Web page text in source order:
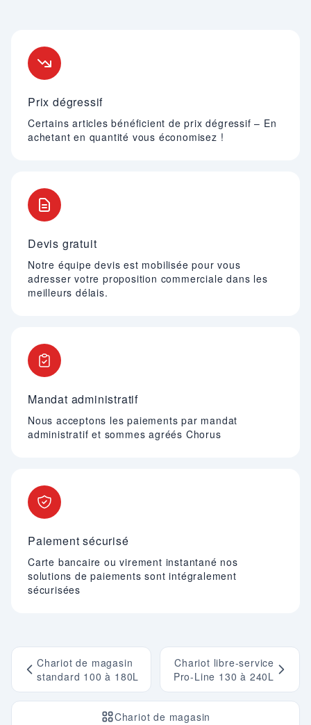
Prix dégressif
Certains articles bénéficient de prix dégressif – En
achetant en quantité vous économisez !
Devis gratuit
Notre équipe devis est mobilisée pour vous
adresser votre proposition commerciale dans les
meilleurs délais.
Mandat administratif
Nous acceptons les paiements par mandat
administratif et sommes agréés Chorus
Paiement sécurisé
Carte bancaire ou virement instantané nos
solutions de paiements sont intégralement
sécurisées
Chariot de magasin
standard 100 à 180L
Chariot de magasin
Chariot libre-service
Pro-Line 130 à 240L